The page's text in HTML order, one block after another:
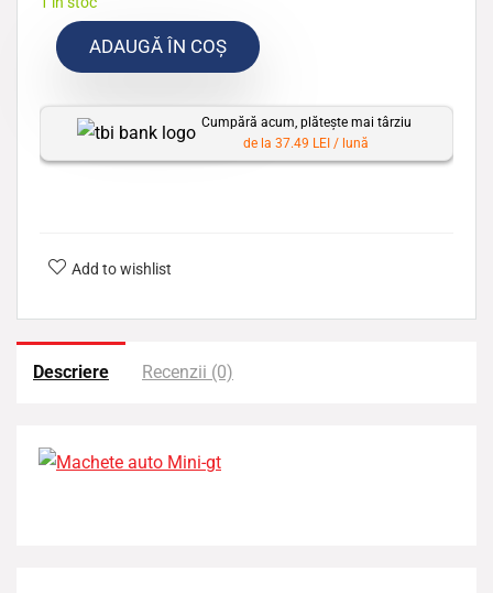
ADAUGĂ ÎN COȘ
Cumpără acum, plătește mai târziu
de la 37.49 LEI / lună
Add to wishlist
Descriere Recenzii (0)